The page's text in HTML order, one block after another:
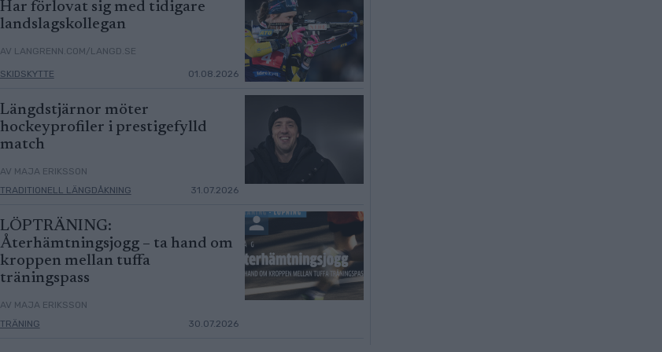
Har förlovat sig med tidigare
landslagskollegan
AV LANGRENN.COM/LANGD.SE
SKIDSKYTTE 01.08.2026
Längdstjärnor möter
hockeyprofiler i prestigefylld
match
AV MAJA ERIKSSON
TRADITIONELL LÄNGDÅKNING
31.07.2026
LÖPTRÄNING:
Återhämtningsjogg – ta hand om
kroppen mellan tuffa
träningspass
AV MAJA ERIKSSON
TRÄNING
30.07.2026